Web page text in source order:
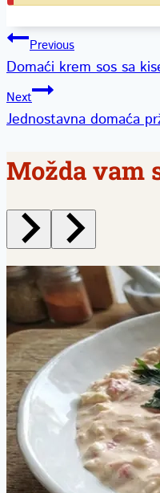
Kretanje
članka
Previous
Domaći krem sos sa
Next
Jednostavna domaća
Možda vam